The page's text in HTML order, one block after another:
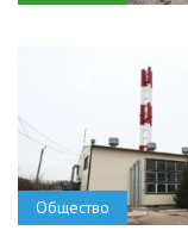
Общество